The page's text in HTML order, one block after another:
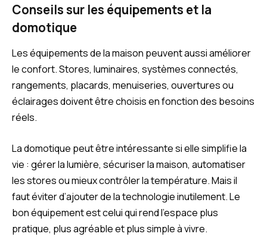
Conseils sur les équipements et la
domotique
Les équipements de la maison peuvent aussi améliorer
le confort. Stores, luminaires, systèmes connectés,
rangements, placards, menuiseries, ouvertures ou
éclairages doivent être choisis en fonction des besoins
réels.
La domotique peut être intéressante si elle simplifie la
vie : gérer la lumière, sécuriser la maison, automatiser
les stores ou mieux contrôler la température. Mais il
faut éviter d’ajouter de la technologie inutilement. Le
bon équipement est celui qui rend l’espace plus
pratique, plus agréable et plus simple à vivre.